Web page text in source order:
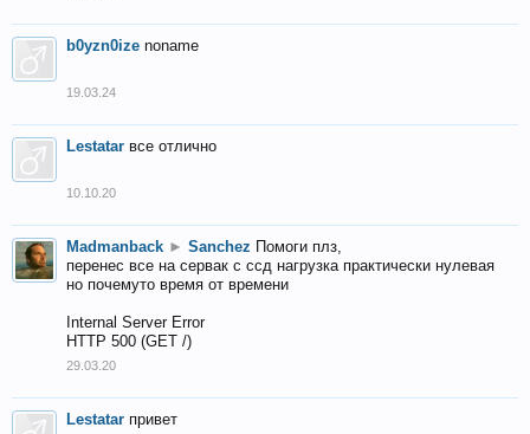
b0yzn0ize noname
19.03.24
Lestatar все отлично
10.10.20
Madmanback ► Sanchez Помоги плз,
перенес все на сервак с ссд нагрузка практически нулевая
но почемуто время от времени
Internal Server Error
HTTP 500 (GET /)
29.03.20
Lestatar привет